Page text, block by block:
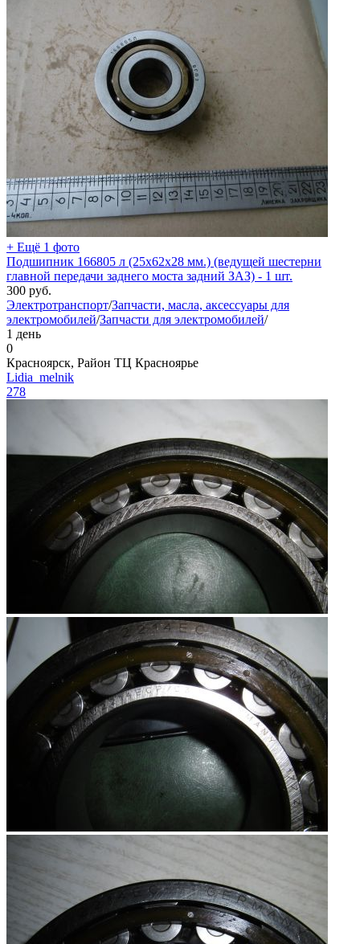
+ Ещё 1 фото
Подшипник 166805 л (25х62х28 мм.) (ведущей шестерни
главной передачи заднего моста задний ЗАЗ) - 1 шт.
300 руб.
Электротранспорт/Запчасти, масла, аксессуары для
электромобилей/Запчасти для электромобилей/
1 день
0
Красноярск, Район ТЦ Красноярье
Lidia_melnik
278